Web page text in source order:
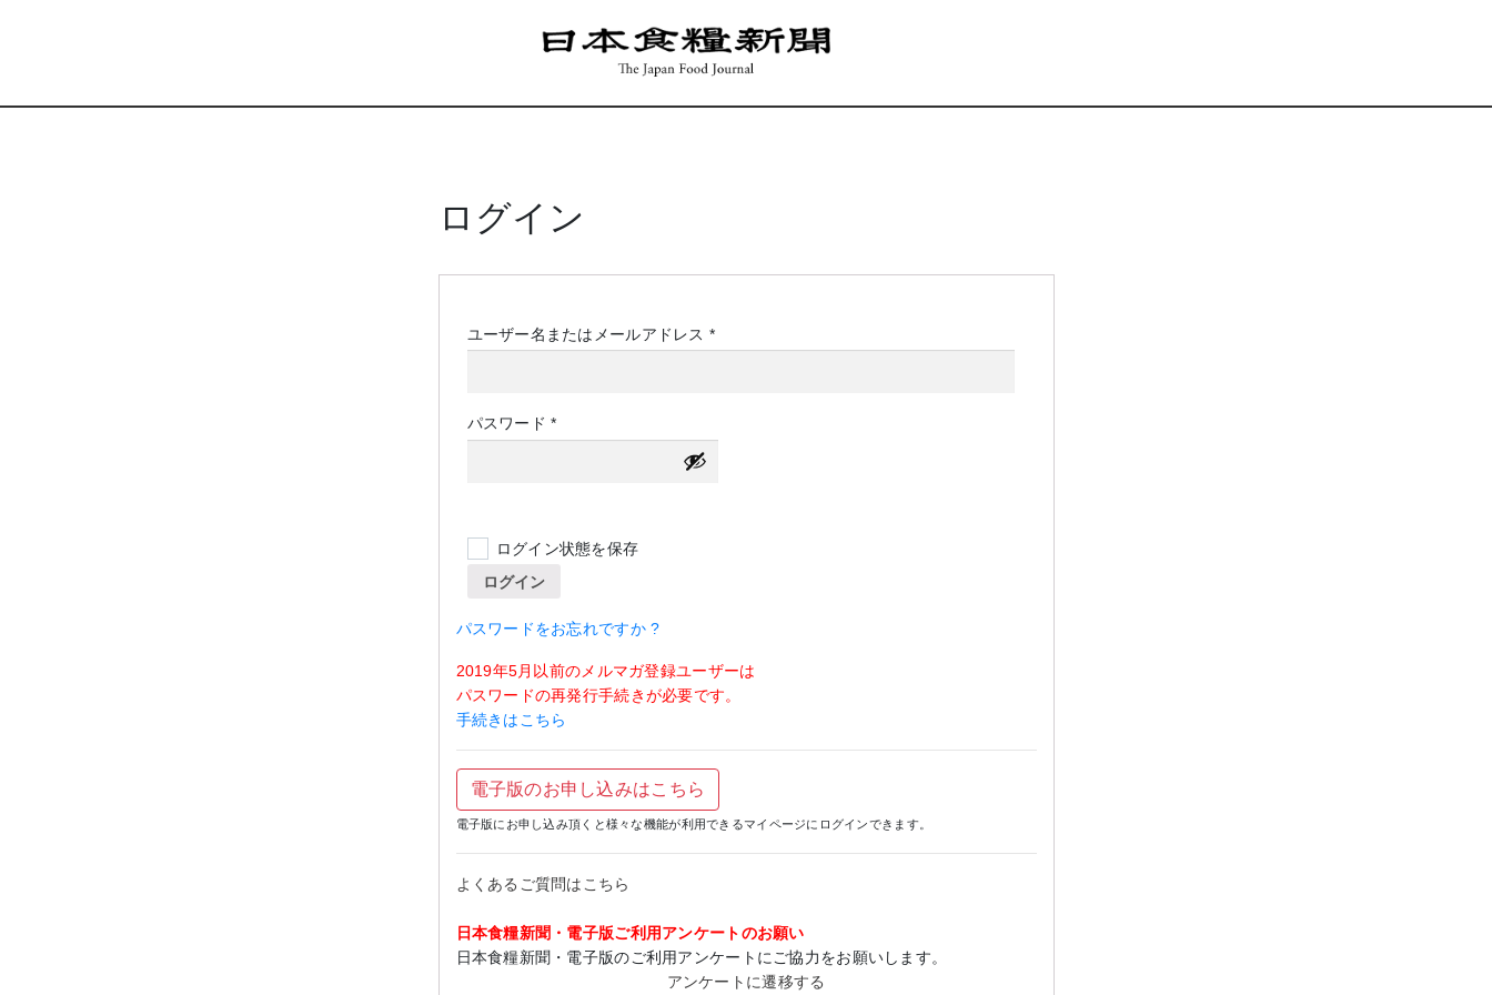
ログイン
ユーザー名またはメールアドレス *必
パスワード*必
須
ログイン状態を保存
ログイン
パスワードをお忘れですか ?
2019年5月以前のメルマガ登録ユーザーは
パスワードの再発行手続きが必要です。
手続きはこちら
電子版のお申し込みはこちら
電子版にお申し込み頂くと様々な機能が利用できるマイページにログインできます。
よくあるご質問はこちら
日本食糧新聞・電子版ご利用アンケートのお願い
日本食糧新聞・電子版のご利用アンケートにご協力をお願いします。
アンケートに遷移する